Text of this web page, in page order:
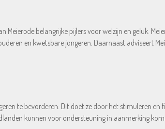
Meierode belangrijke pijlers voor welzijn en geluk.
en kwetsbare jongeren. Daarnaast adviseert
te bevorderen. Dit doet ze door het stimuleren
kunnen voor ondersteuning in aanmerking